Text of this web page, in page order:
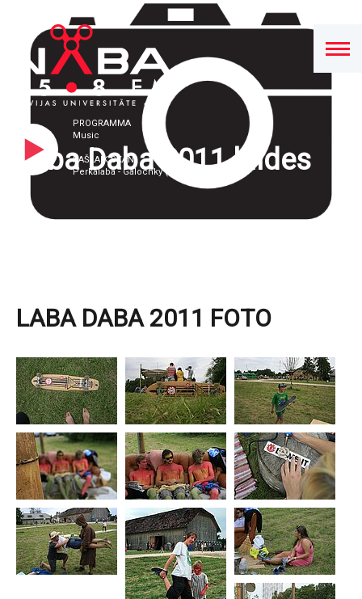
PROGRAMMA
Music
PAŠLAIK SKAN
Perkalaba - Galochky (feat. DakhaBrakha)
Laba Daba 2011 bildes
LABA DABA 2011 FOTO